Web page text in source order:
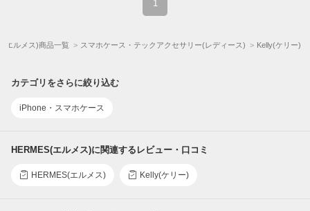
1
エルメス)商品一覧 スマホケース・テックアクセサリー(レディース) Kelly(ケリー)
カテゴリをさらに絞り込む
iPhone・スマホケース
HERMES(エルメス)に関連するレビュー・口コミ
HERMES(エルメス) Kelly(ケリー)